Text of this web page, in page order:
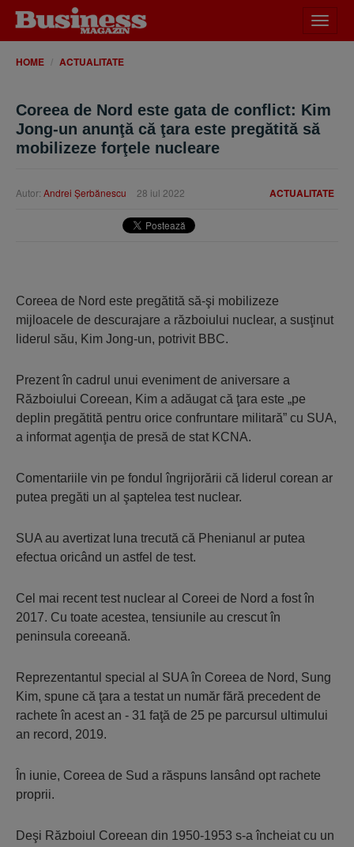
meniu
HOME ACTUALITATE
Coreea de Nord este gata de conflict: Kim
Jong-un anunţă că ţara este pregătită să
mobilizeze forţele nucleare
ACTUALITATE
Autor: Andrei Şerbănescu 28 iul 2022
Coreea de Nord este pregătită să-şi mobilizeze
mijloacele de descurajare a războiului nuclear, a susţinut
liderul său, Kim Jong-un, potrivit BBC.
Prezent în cadrul unui eveniment de aniversare a
Războiului Coreean, Kim a adăugat că ţara este „pe
deplin pregătită pentru orice confruntare militară” cu SUA,
a informat agenţia de presă de stat KCNA.
Comentariile vin pe fondul îngrijorării că liderul corean ar
putea pregăti un al şaptelea test nuclear.
SUA au avertizat luna trecută că Phenianul ar putea
efectua oricând un astfel de test.
Cel mai recent test nuclear al Coreei de Nord a fost în
2017. Cu toate acestea, tensiunile au crescut în
peninsula coreeană.
Reprezentantul special al SUA în Coreea de Nord, Sung
Kim, spune că ţara a testat un număr fără precedent de
rachete în acest an - 31 faţă de 25 pe parcursul ultimului
an record, 2019.
În iunie, Coreea de Sud a răspuns lansând opt rachete
proprii.
Deşi Războiul Coreean din 1950-1953 s-a încheiat cu un